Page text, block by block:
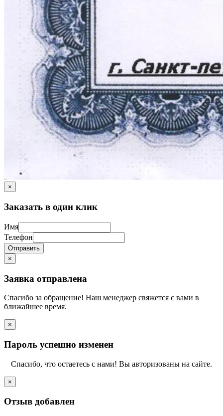
×
Заказать в один клик
Имя
Телефон
Отправить
×
Заявка отправлена
Спасибо за обращение! Наш менеджер свяжется с вами в
ближайшее время.
×
Пароль успешно изменен
Спасибо, что остаетесь с нами! Вы авторизованы на сайте.
×
Отзыв добавлен